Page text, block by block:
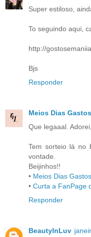
Super estiloso,
To seguindo aqui,
http://
Bjs
Responder
Meios Dias Gastos
Que legaaal.
Tem sorteio lá no
vontade.
Beijinhos!!
• Meios Dias Gastos
• Curta a FanPage
Responder
BeautyInLuv